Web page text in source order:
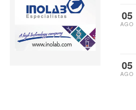
05
AGO
05
AGO